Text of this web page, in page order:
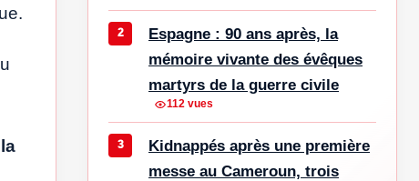
Espagne : 90 ans après, la
mémoire vivante des évêques
martyrs de la guerre civile
112 vues
Kidnappés après une première
messe au Cameroun, trois